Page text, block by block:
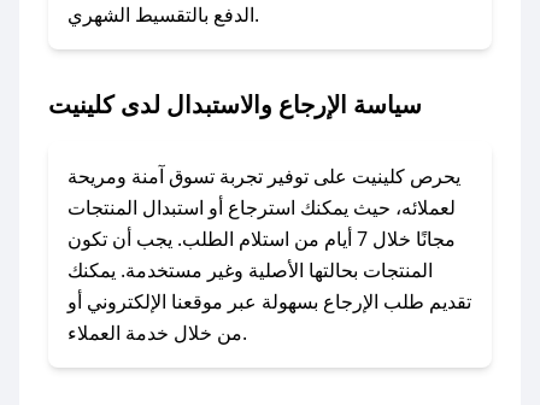
المفضل؟
في حال عدم توفر كوبونات لمتجرك المفضل، يمكنك
أسرع وقت ممكن.
### كيف تحصل على كوبونات خصم حصرية من
كلينيت؟
للحصول على كوبونات وخصومات حصرية، قم بما
يلي:
- اضغط على أيقونة متابعة لمتجر كلينيت في تطبيق
صحصح.
الدفع بالتقسيط الشهري.
سياسة الإرجاع والاستبدال لدى كلينيت
يحرص كلينيت على توفير تجربة تسوق آمنة ومريحة
لعملائه، حيث يمكنك استرجاع أو استبدال المنتجات
مجانًا خلال 7 أيام من استلام الطلب. يجب أن تكون
المنتجات بحالتها الأصلية وغير مستخدمة. يمكنك
تقديم طلب الإرجاع بسهولة عبر موقعنا الإلكتروني أو
من خلال خدمة العملاء.